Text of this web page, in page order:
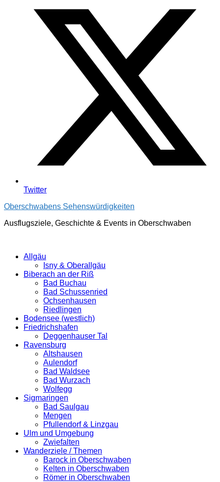
Twitter
Oberschwabens Sehenswürdigkeiten
Ausflugsziele, Geschichte & Events in Oberschwaben
Allgäu
Isny & Oberallgäu
Biberach an der Riß
Bad Buchau
Bad Schussenried
Ochsenhausen
Riedlingen
Bodensee (westlich)
Friedrichshafen
Deggenhauser Tal
Ravensburg
Altshausen
Aulendorf
Bad Waldsee
Bad Wurzach
Wolfegg
Sigmaringen
Bad Saulgau
Mengen
Pfullendorf & Linzgau
Ulm und Umgebung
Zwiefalten
Wanderziele / Themen
Barock in Oberschwaben
Kelten in Oberschwaben
Römer in Oberschwaben